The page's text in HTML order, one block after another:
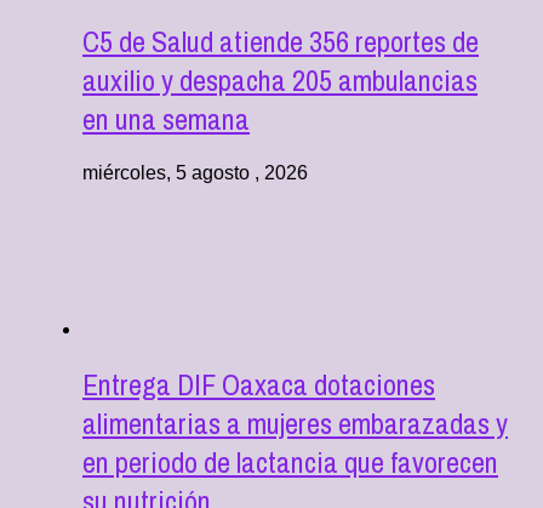
C5 de Salud atiende 356 reportes de
auxilio y despacha 205 ambulancias
en una semana
miércoles, 5 agosto , 2026
Entrega DIF Oaxaca dotaciones
alimentarias a mujeres embarazadas y
en periodo de lactancia que favorecen
su nutrición